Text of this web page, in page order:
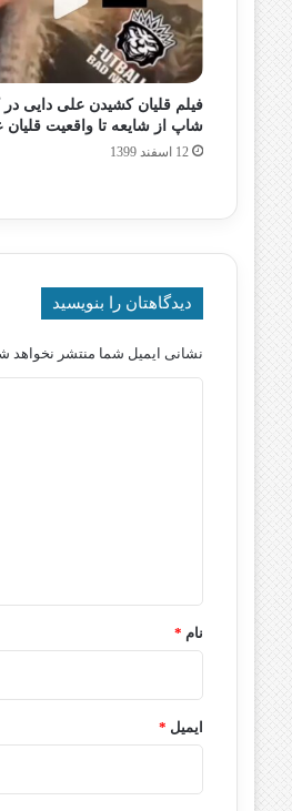
فیلم قلیان کشیدن علی دایی در
شاپ از شایعه تا واقعیت قلیان
12 اسفند 1399
دیدگاهتان را بنویسید
نشانی ایمیل شما منتشر نخواهد
نام *
ایمیل *